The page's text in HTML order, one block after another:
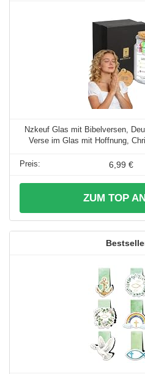
Nzkeuf Glas mit Bibelversen,
Verse im Glas mit Hoffnung,
6,99 €
ZUM TOP